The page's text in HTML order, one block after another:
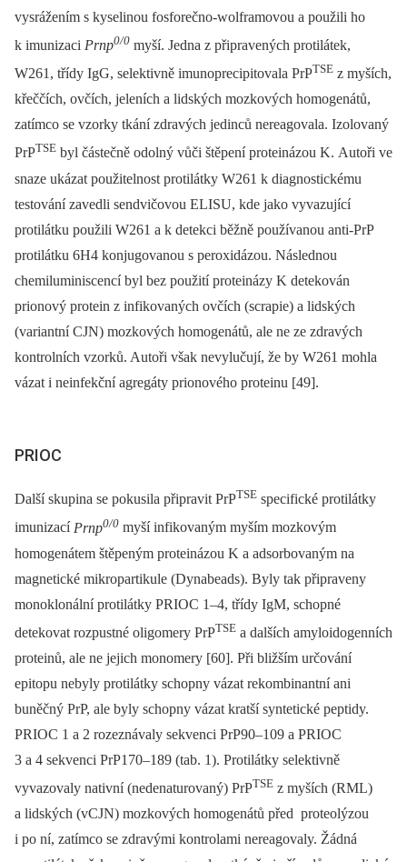
vysrážením s kyselinou fosforečno-wolframovou a použili ho
k imunizaci Prnp0/0 myší. Jedna z připravených protilátek,
W261, třídy IgG, selektivně imunoprecipitovala PrPTSE z myších,
křeččích, ovčích, jeleních a lidských mozkových homogenátů,
zatímco se vzorky tkání zdravých jedinců nereagovala. Izolovaný
PrPTSE byl částečně odolný vůči štěpení proteinázou K. Autoři ve
snaze ukázat použitelnost protilátky W261 k diagnostickému
testování zavedli sendvičovou ELISU, kde jako vyvazující
protilátku použili W261 a k detekci běžně používanou anti-PrP
protilátku 6H4 konjugovanou s peroxidázou. Následnou
chemiluminiscencí byl bez použití proteinázy K detekován
prionový protein z infikovaných ovčích (scrapie) a lidských
(variantní CJN) mozkových homogenátů, ale ne ze zdravých
kontrolních vzorků. Autoři však nevylučují, že by W261 mohla
vázat i neinfekční agregáty prionového proteinu [49].
PRIOC
Další skupina se pokusila připravit PrPTSE specifické protilátky
imunizací Prnp0/0 myší infikovaným myším mozkovým
homogenátem štěpeným proteinázou K a adsorbovaným na
magnetické mikropartikule (Dynabeads). Byly tak připraveny
monoklonální protilátky PRIOC 1–4, třídy IgM, schopné
detekovat rozpustné oligomery PrPTSE a dalších amyloidogenních
proteinů, ale ne jejich monomery [60]. Při bližším určování
epitopu nebyly protilátky schopny vázat rekombinantní ani
buněčný PrP, ale byly schopny vázat kratší syntetické peptidy.
PRIOC 1 a 2 rozeznávaly sekvenci PrP90–109 a PRIOC
3 a 4 sekvenci PrP170–189 (tab. 1). Protilátky selektivně
vyvazovaly nativní (nedenaturovaný) PrPTSE z myších (RML)
a lidských (vCJN) mozkových homogenátů před proteolýzou
i po ní, zatímco se zdravými kontrolami nereagovaly. Žádná